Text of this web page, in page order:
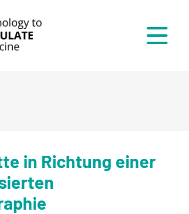
Menü
in Richtung einer